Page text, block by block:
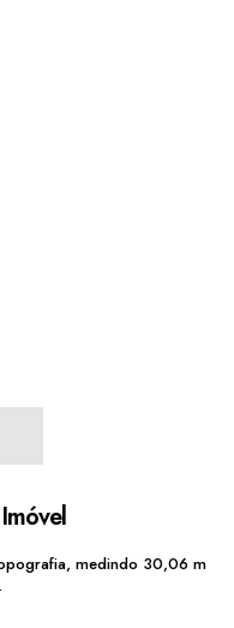
medindo 30,06 m